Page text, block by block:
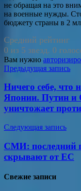
не обращая на это
на военные нужды.
бюджету страны в 2
Средний рейтинг
0 из 5 звезд. 0
Вам нужно
Навигация
по
записям
Предыдущая запись
Ничего себе, что
Японии. Путин и
уничтожает
Следующая запись
СМИ: последний
скрывают от ЕС
Свежие записи